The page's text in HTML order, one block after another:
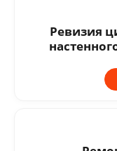
Ревизия